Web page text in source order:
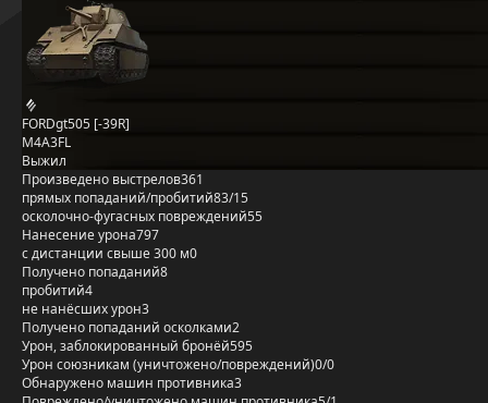
FORDgt505 [-39R]
M4A3FL
Выжил
Произведено выстрелов361
прямых попаданий/пробитий83/15
осколочно-фугасных повреждений55
Нанесение урона797
с дистанции свыше 300 м0
Получено попаданий8
пробитий4
не нанёсших урон3
Получено попаданий осколками2
Урон, заблокированный бронёй595
Урон союзникам (уничтожено/повреждений)0/0
Обнаружено машин противника3